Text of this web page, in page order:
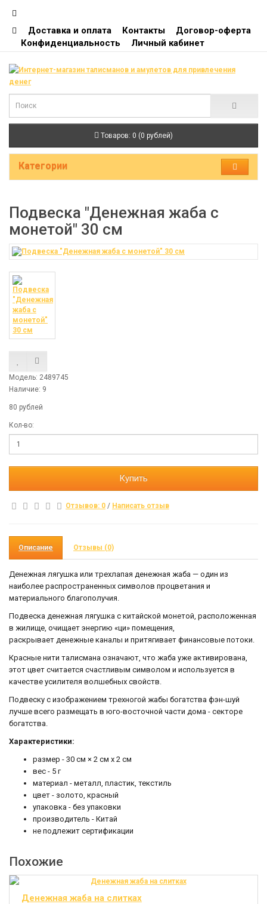
Доставка и оплата Контакты
Договор-оферта
Конфиденциальность
Личный кабинет
Товаров: 0 (0 рублей)
Категории
Подвеска "Денежная жаба с
монетой" 30 см
Модель: 2489745
Наличие: 9
80 рублей
Кол-во:
Купить
Отзывов: 0 / Написать отзыв
Описание Отзывы (0)
Денежная лягушка или трехлапая денежная жаба — один из
наиболее распространенных символов процветания и
материального благополучия.
Подвеска денежная лягушка с китайской монетой, расположенная
в жилище, очищает энергию «ци» помещения,
раскрывает денежные каналы и притягивает финансовые потоки.
Красные нити талисмана означают, что жаба уже активирована,
этот цвет считается счастливым символом и используется в
качестве усилителя волшебных свойств.
Подвеску с изображением трехногой жабы богатства фэн-шуй
лучше всего размещать в юго-восточной части дома - секторе
богатства.
Характеристики:
размер - 30 см × 2 см х 2 см
вес - 5 г
материал - металл, пластик, текстиль
цвет - золото, красный
упаковка - без упаковки
производитель - Китай
не подлежит сертификации
Похожие
Денежная жаба на слитках